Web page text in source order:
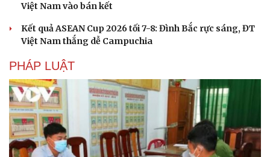
Việt Nam vào bán kết
Kết quả ASEAN Cup 2026 tối 7-8: Đình Bắc rực sáng, ĐT
Việt Nam thắng dễ Campuchia
PHÁP LUẬT